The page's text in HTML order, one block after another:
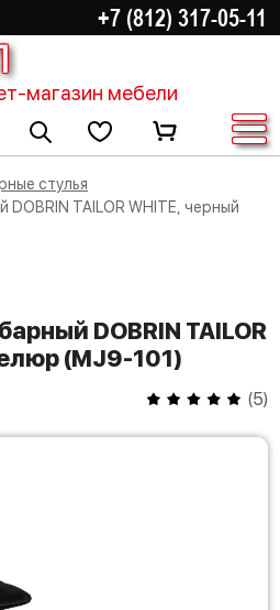
+7 (812) 317-05-11
магазин мебели
стулья
(MJ9-101)
(5)